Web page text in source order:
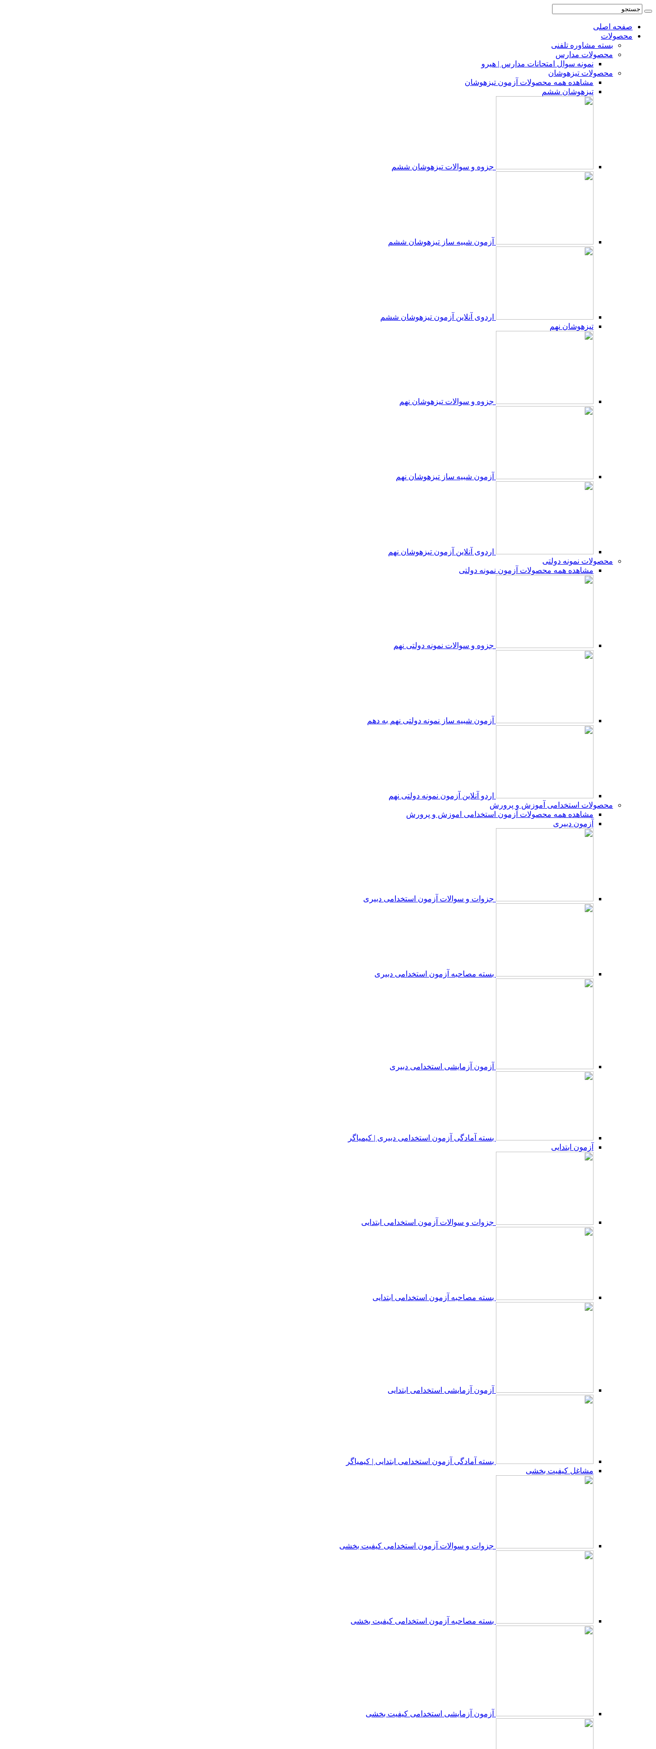
صفحه اصلی
محصولات
بسته مشاوره تلفنی
محصولات مدارس
نمونه سوال امتحانات مدارس | هیرو
محصولات تیزهوشان
مشاهده همه محصولات آزمون تیزهوشان
تیزهوشان ششم
جزوه و سوالات تیزهوشان ششم
آزمون شبیه ساز تیزهوشان ششم
اردوی آنلاین آزمون تیزهوشان ششم
تیزهوشان نهم
جزوه و سوالات تیزهوشان نهم
آزمون شبیه ساز تیزهوشان نهم
اردوی آنلاین آزمون تیزهوشان نهم
محصولات نمونه دولتی
مشاهده همه محصولات آزمون نمونه دولتی
جزوه و سوالات نمونه دولتی نهم
آزمون شبیه ساز نمونه دولتی نهم به دهم
اردو آنلاین آزمون نمونه دولتی نهم
محصولات استخدامی آموزش و پرورش
مشاهده همه محصولات آزمون استخدامی اموزش و پرورش
آزمون دبیری
جزوات و سوالات آزمون استخدامی دبیری
بسته مصاحبه آزمون استخدامی دبیری
آزمون آزمایشی استخدامی دبیری
بسته آمادگی آزمون استخدامی دبیری | کیمیاگر
آزمون ابتدایی
جزوات و سوالات آزمون استخدامی ابتدایی
بسته مصاحبه آزمون استخدامی ابتدایی
آزمون آزمایشی استخدامی ابتدایی
بسته آمادگی آزمون استخدامی ابتدایی | کیمیاگر
مشاغل کیفیت بخشی
جزوات و سوالات آزمون استخدامی کیفیت بخشی
بسته مصاحبه آزمون استخدامی کیفیت بخشی
آزمون آزمایشی استخدامی کیفیت بخشی